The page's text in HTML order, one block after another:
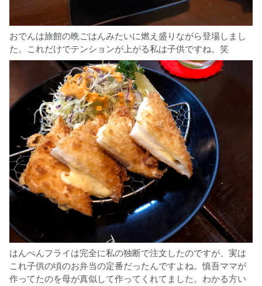
おでんは旅館の晩ごはんみたいに燃え盛りながら登場しまし
た。これだけでテンションが上がる私は子供ですね。笑
はんぺんフライは完全に私の独断で注文したのですが、実は
これ子供の頃のお弁当の定番だったんですよね。慎吾ママが
作ってたのを母が真似して作ってくれてました。わかる方い